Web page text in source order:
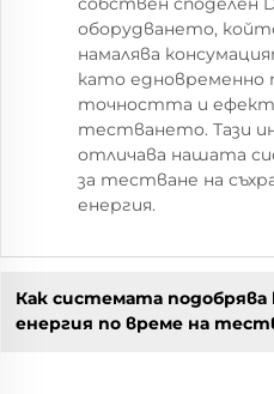
оборудването,
намалява
като едновременно
точността и
тестването. Тази
отличава нашата
за тестване на
енергия.
Как системата подобрява
енергия по време на